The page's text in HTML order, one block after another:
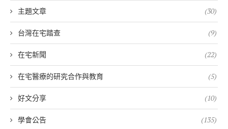
主題文章 (30)
台灣在宅踏查 (9)
在宅新聞 (22)
在宅醫療的研究合作與教育 (5)
好文分享 (10)
學會公告 (135)